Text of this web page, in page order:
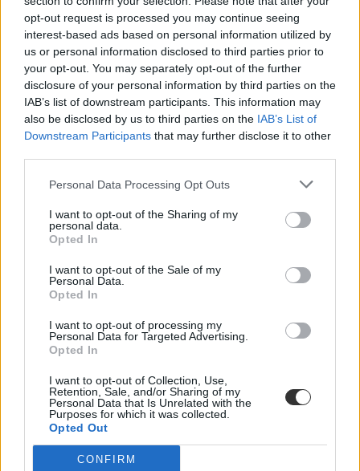
opt-out request is processed you may continue seeing
interest-based ads based on personal information utilized by
us or personal information disclosed to third parties prior to
your opt-out. You may separately opt-out of the further
disclosure of your personal information by third parties on the
IAB’s list of downstream participants. This information may
also be disclosed by us to third parties on the IAB’s List of
Downstream Participants that may further disclose it to other
Personal Data Processing Opt Outs
I want to opt-out of the Sharing of my
personal data.
Opted In
I want to opt-out of the Sale of my
Personal Data.
Opted In
I want to opt-out of processing my
Personal Data for Targeted Advertising.
Opted In
I want to opt-out of Collection, Use,
Retention, Sale, and/or Sharing of my
Personal Data that Is Unrelated with the
Purposes for which it was collected.
Opted Out
CONFIRM
gazdálkodási és menedzsment
átlagbérek